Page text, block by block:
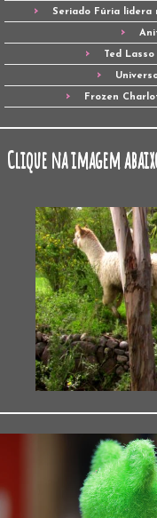
Seriado Fúria lidera
Ted
Frozen
Clique na imagem